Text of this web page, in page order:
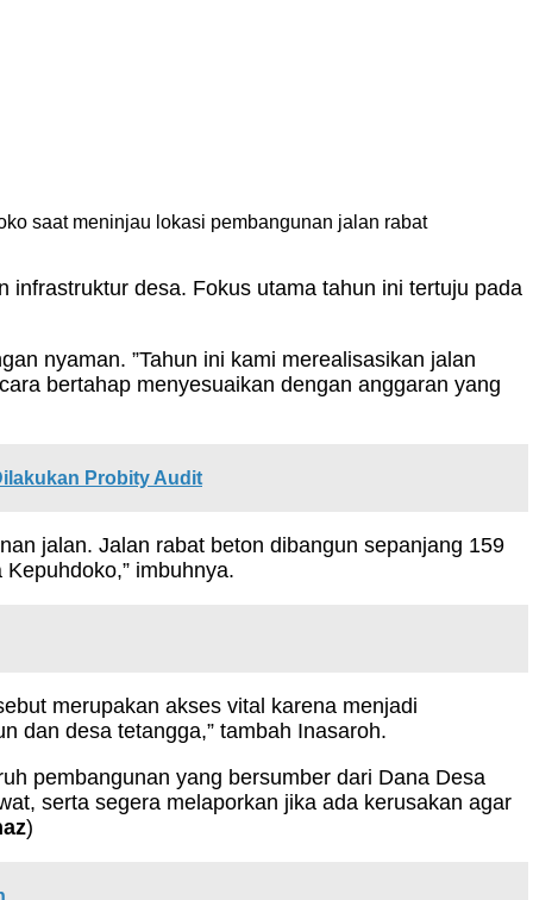
saat meninjau lokasi pembangunan jalan rabat
infrastruktur desa. Fokus utama tahun ini tertuju pada
nyaman. ”Tahun ini kami merealisasikan jalan
bertahap menyesuaikan dengan anggaran yang
Probity Audit
jalan. Jalan rabat beton dibangun sepanjang 159
imbuhnya.
merupakan akses vital karena menjadi
dan desa tetangga,” tambah Inasaroh.
pembangunan yang bersumber dari Dana Desa
serta segera melaporkan jika ada kerusakan agar
)